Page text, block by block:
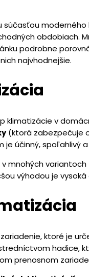
moderného
obdobiach.
podrobne
najvhodnejšie.
klimatizácie v
(ktorá zabezpečuje
je účinný, spoľahlivý
mnohých
výhodou je
ktoré je
hadice,
prenosnom